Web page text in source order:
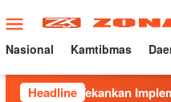
ke
konten
Menu
Mobile
Nasional Kamtibmas
Headline
Implementasi Program